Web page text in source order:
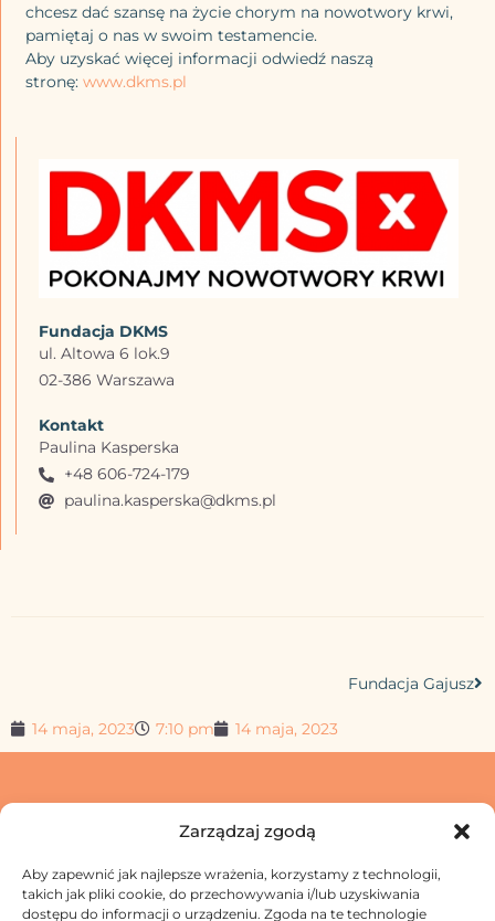
Zarządzaj zgodą
Aby zapewnić jak najlepsze wrażenia, korzystamy z technologii,
takich jak pliki cookie, do przechowywania i/lub uzyskiwania
dostępu do informacji o urządzeniu. Zgoda na te technologie
chcesz dać szansę na życie chorym na nowotwory krwi,
pamiętaj o nas w swoim testamencie.
Aby uzyskać więcej informacji odwiedź naszą
stronę: www.dkms.pl
Fundacja DKMS
ul. Altowa 6 lok.9
02-386 Warszawa
Kontakt
Paulina Kasperska
+48 606-724-179
paulina.kasperska@dkms.pl
Fundacja Gajusz
14 maja, 2023 7:10 pm 14 maja, 2023
Skontaktuj się z nami